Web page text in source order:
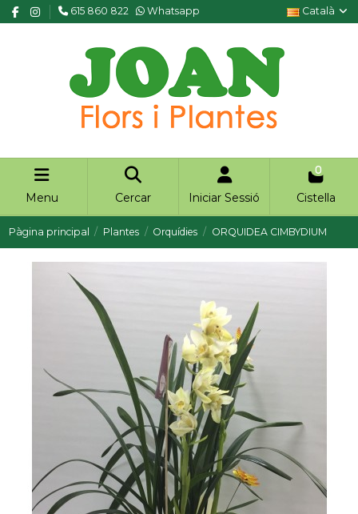
615 860 822 Whatsapp Català
Menu Cercar Iniciar Sessió
0
Cistella
Pàgina principal Plantes Orquídies ORQUIDEA CIMBYDIUM